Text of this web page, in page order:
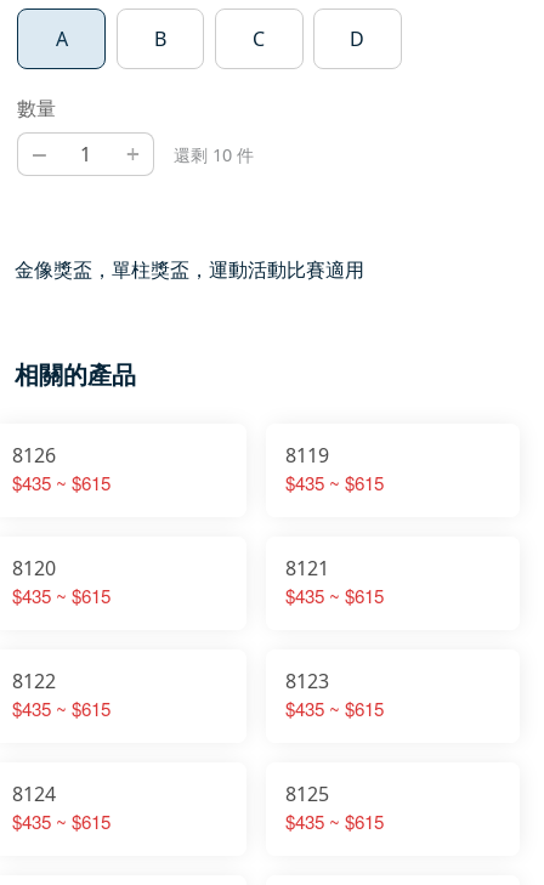
A B C D
數量
– + 還剩 10 件
金像獎盃，單柱獎盃，運動活動比賽適用
相關的產品
8126
$435 ~ $615
8119
$435 ~ $615
8120
$435 ~ $615
8121
$435 ~ $615
8122
$435 ~ $615
8123
$435 ~ $615
8124
$435 ~ $615
8125
$435 ~ $615